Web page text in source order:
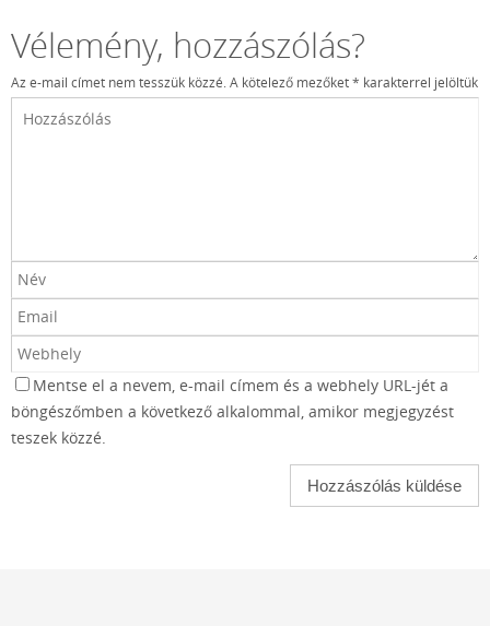
Vélemény, hozzászólás?
Az e-mail címet nem tesszük közzé.A kötelező mezőket* karakterrel jelöltük
Mentse el a nevem, e-mail címem és a webhely URL-jét a
böngészőmben a következő alkalommal, amikor megjegyzést
teszek közzé.